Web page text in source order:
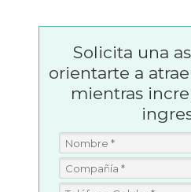
Solicita una
orientarte a
mientras